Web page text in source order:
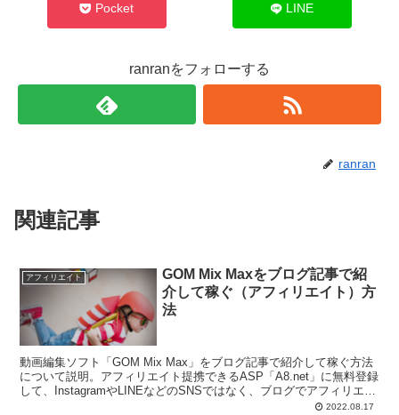
Pocket LINE
ranranをフォローする
ranran
関連記事
アフィリエイト
GOM Mix Maxをブログ記事で紹
介して稼ぐ（アフィリエイト）方
法
動画編集ソフト「GOM Mix Max」をブログ記事で紹介して稼ぐ方法
について説明。アフィリエイト提携できるASP「A8.net」に無料登録
して、InstagramやLINEなどのSNSではなく、ブログでアフィリエイ
2022.08.17